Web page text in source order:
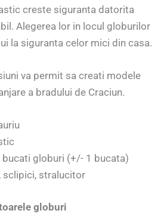
creste siguranta datorita
Alegerea lor in locul globurilor
la siguranta celor mici din casa.
va permit sa creati modele
a bradului de Craciun.
bucati globuri (+/- 1 bucata)
sclipici, stralucitor
globuri